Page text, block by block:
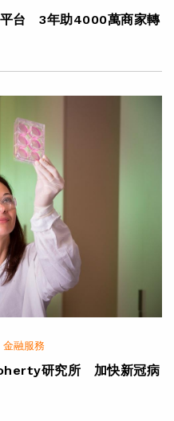
平台 3年助4000萬商家轉
金融服務
研究所 加快新冠病